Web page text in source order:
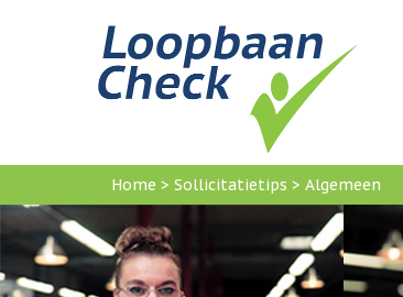
U
bent
hier
Home > Sollicitatietips > Algemeen